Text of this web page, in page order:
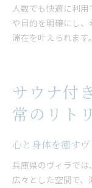
人数でも快適に利
や目的を明確にし
滞在を叶えられます。
サウナ付
常のリト
心と身体を癒す
兵庫県のヴィラでは
広々とした空間で